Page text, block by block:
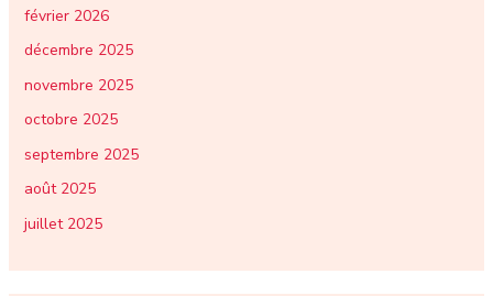
février 2026
décembre 2025
novembre 2025
octobre 2025
septembre 2025
août 2025
juillet 2025